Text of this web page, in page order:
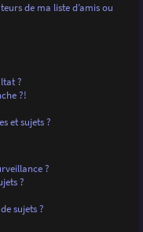
de ma liste d’amis ou
?
?!
et sujets ?
?
?
sujets ?